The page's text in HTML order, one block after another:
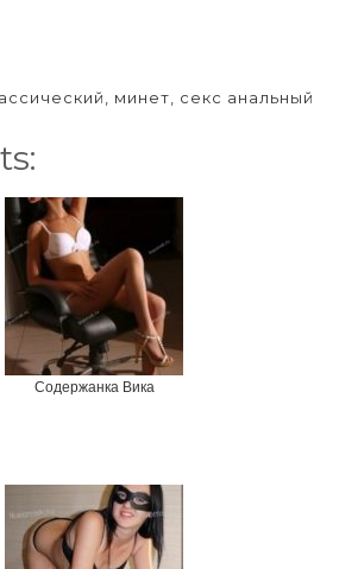
минет, секс анальный
Содержанка Вика